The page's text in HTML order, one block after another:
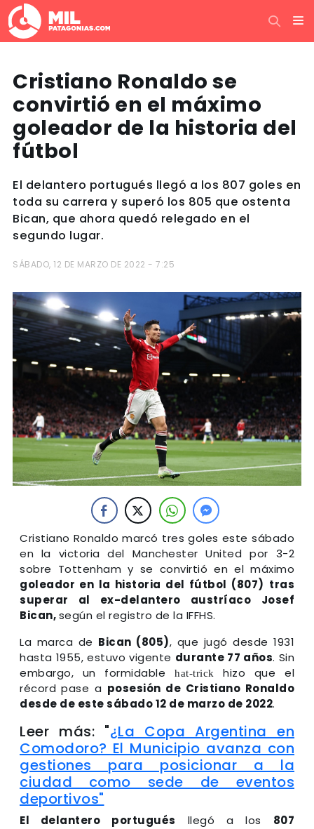
Cristiano Ronaldo se
convirtió en el máximo
goleador de la historia del
fútbol
El delantero portugués llegó a los 807 goles en
toda su carrera y superó los 805 que ostenta
Bican, que ahora quedó relegado en el
segundo lugar.
SÁBADO, 12 DE MARZO DE 2022 - 7:25
Cristiano Ronaldo marcó tres goles este sábado
en la victoria del Manchester United por 3-2
sobre Tottenham y se convirtió en el máximo
goleador en la historia del fútbol (807) tras
superar al ex-delantero austríaco Josef
Bican,según el registro de la IFFHS.
La marca de Bican (805), que jugó desde 1931
hasta 1955, estuvo vigente durante 77 años. Sin
embargo, un formidable
hat-trick
hizo que el
récord pase a posesión de Cristiano Ronaldo
desde de este sábado 12 de marzo de 2022.
Leer más: "¿La Copa Argentina en
Comodoro? El Municipio avanza con
gestiones para posicionar a la
ciudad como sede de eventos
deportivos"
El delantero portugués llegó a los 807